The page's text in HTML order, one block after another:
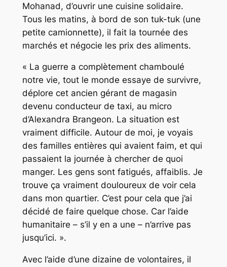
Mohanad, d’ouvrir une cuisine solidaire.
Tous les matins, à bord de son tuk-tuk (une
petite camionnette), il fait la tournée des
marchés et négocie les prix des aliments.
« La guerre a complètement chamboulé
notre vie, tout le monde essaye de survivre,
déplore cet ancien gérant de magasin
devenu conducteur de taxi, au micro
d’Alexandra Brangeon. La situation est
vraiment difficile. Autour de moi, je voyais
des familles entières qui avaient faim, et qui
passaient la journée à chercher de quoi
manger. Les gens sont fatigués, affaiblis. Je
trouve ça vraiment douloureux de voir cela
dans mon quartier. C’est pour cela que j’ai
décidé de faire quelque chose. Car l’aide
humanitaire – s’il y en a une – n’arrive pas
jusqu’ici. ».
Avec l’aide d’une dizaine de volontaires, il